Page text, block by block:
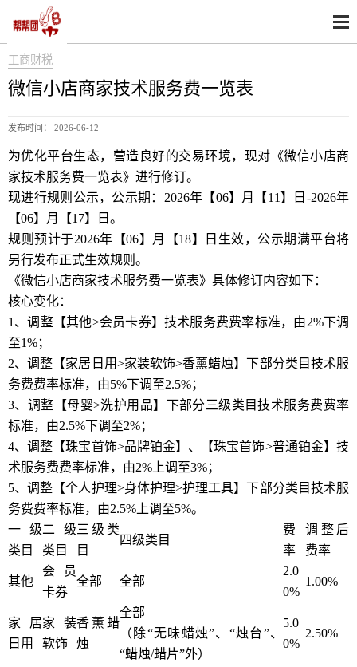
工商财税
微信小店商家技术服务费一览表
发布时间： 2026-06-12
为优化平台生态，营造良好的交易环境，现对《微信小店商
家技术服务费一览表》进行修订。
现进行规则公示，公示期：2026年【06】月【11】日-2026年
【06】月【17】日。
规则预计于2026年【06】月【18】日生效，公示期满平台将
另行发布正式生效规则。
《微信小店商家技术服务费一览表》具体修订内容如下：
核心变化：
1、调整【其他>会员卡券】技术服务费费率标准，由2%下调
至1%；
2、调整【家居日用>家装软饰>香薰蜡烛】下部分类目技术服
务费费率标准，由5%下调至2.5%；
3、调整【母婴>洗护用品】下部分三级类目技术服务费费率
标准，由2.5%下调至2%；
4、调整【珠宝首饰>品牌铂金】、【珠宝首饰>普通铂金】技
术服务费费率标准，由2%上调至3%；
5、调整【个人护理>身体护理>护理工具】下部分类目技术服
务费费率标准，由2.5%上调至5%。
一级
类目
二级
类目
三级类
目
四级类目
费
率
调整后
费率
其他
会员
卡券
全部 全部
2.0
0%
1.00%
家居
日用
家装
软饰
香薰蜡
烛
全部
（除“无味蜡烛”、“烛台”、
“蜡烛/蜡片”外）
5.0
0%
2.50%